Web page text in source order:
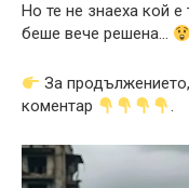
Но те не знаеха кой
беше вече решена…
За
коментар
.